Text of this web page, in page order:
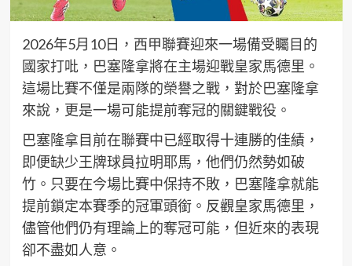
2026年5月10日，西甲聯賽迎來一場備受矚目的
國家打吡，巴塞隆拿將在主場迎戰皇家馬德里。
這場比賽不僅是兩隊的榮譽之戰，對於巴塞隆拿
來說，更是一場可能提前奪冠的關鍵戰役。
巴塞隆拿目前在聯賽中已經取得十連勝的佳績，
即便缺少王牌球員拉明耶馬，他們仍然勢如破
竹。只要在今場比賽中保持不敗，巴塞隆拿就能
提前鎖定本賽季的冠軍頭銜。反觀皇家馬德里，
儘管他們仍有理論上的奪冠可能，但近來的表現
卻不盡如人意。